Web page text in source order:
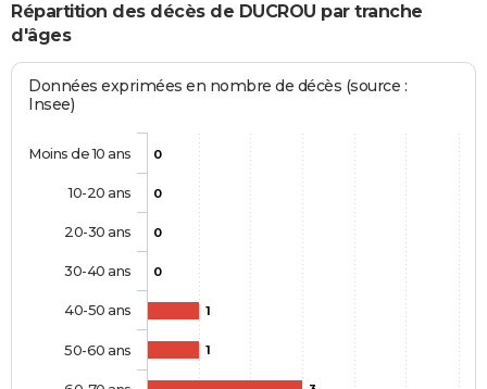
Répartition des décès de DUCROU par tranche
d'âges
Données exprimées en nombre de décès (source :
Insee)
0
0
0
0
1
1
Moins de 10 ans
10-20 ans
20-30 ans
30-40 ans
40-50 ans
50-60 ans